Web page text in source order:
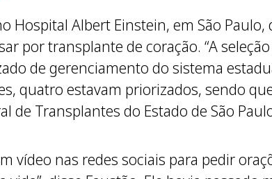
Hospital Albert Einstein, em São
por transplante de coração. “A
de gerenciamento do sistema
quatro estavam priorizados, sendo
de Transplantes do Estado de São
vídeo nas redes sociais para pedir